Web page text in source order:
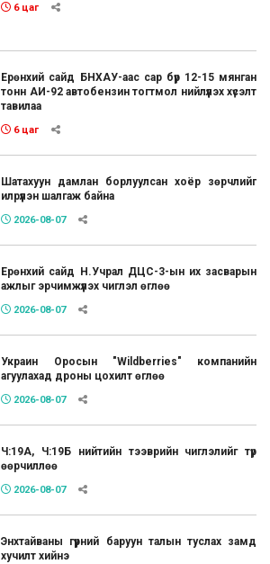
6 цаг
Ерөнхий сайд БНХАУ-аас сар бүр 12-15 мянган
тонн АИ-92 автобензин тогтмол нийлүүлэх хүсэлт
тавилаа
6 цаг
Шатахуун дамлан борлуулсан хоёр зөрчлийг
илрүүлэн шалгаж байна
2026-08-07
Ерөнхий сайд Н.Учрал ДЦС-3-ын их засварын
ажлыг эрчимжүүлэх чиглэл өглөө
2026-08-07
Украин Оросын "Wildberries" компанийн
агуулахад дроны цохилт өглөө
2026-08-07
Ч:19А, Ч:19Б нийтийн тээврийн чиглэлийг түр
өөрчиллөө
2026-08-07
Энхтайваны гүүрний баруун талын туслах замд
хучилт хийнэ